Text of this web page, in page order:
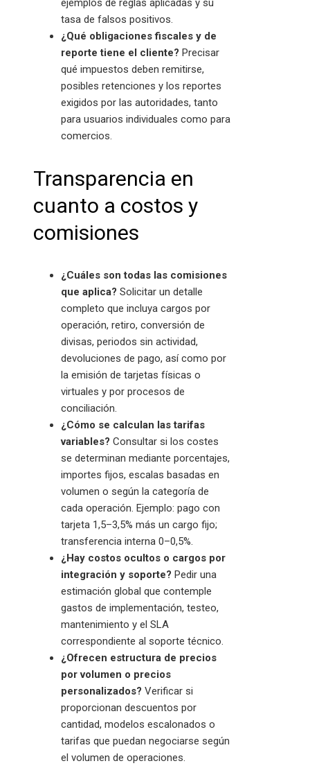
ejemplos de reglas aplicadas y su
tasa de falsos positivos.
¿Qué obligaciones fiscales y de
reporte tiene el cliente? Precisar
qué impuestos deben remitirse,
posibles retenciones y los reportes
exigidos por las autoridades, tanto
para usuarios individuales como para
comercios.
Transparencia en
cuanto a costos y
comisiones
¿Cuáles son todas las comisiones
que aplica? Solicitar un detalle
completo que incluya cargos por
operación, retiro, conversión de
divisas, periodos sin actividad,
devoluciones de pago, así como por
la emisión de tarjetas físicas o
virtuales y por procesos de
conciliación.
¿Cómo se calculan las tarifas
variables? Consultar si los costes
se determinan mediante porcentajes,
importes fijos, escalas basadas en
volumen o según la categoría de
cada operación. Ejemplo: pago con
tarjeta 1,5–3,5% más un cargo fijo;
transferencia interna 0–0,5%.
¿Hay costos ocultos o cargos por
integración y soporte? Pedir una
estimación global que contemple
gastos de implementación, testeo,
mantenimiento y el SLA
correspondiente al soporte técnico.
¿Ofrecen estructura de precios
por volumen o precios
personalizados? Verificar si
proporcionan descuentos por
cantidad, modelos escalonados o
tarifas que puedan negociarse según
el volumen de operaciones.